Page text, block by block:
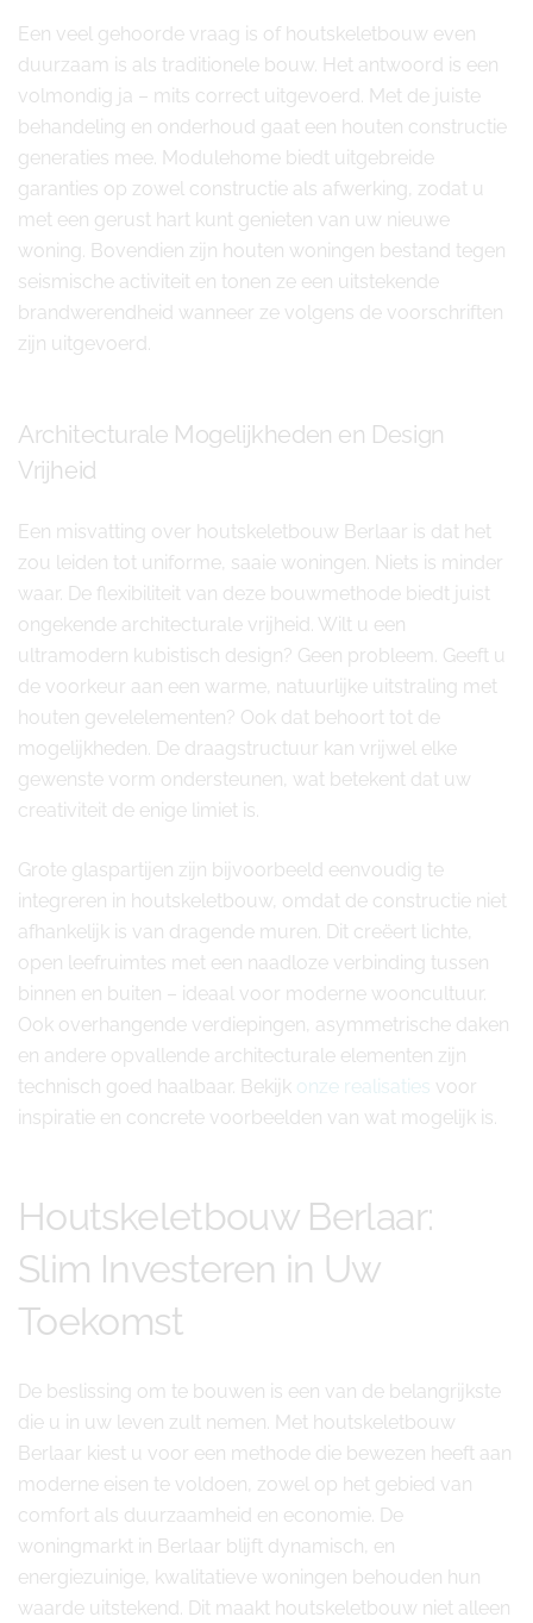
Een veel gehoorde vraag is of houtskeletbouw even
duurzaam is als traditionele bouw. Het antwoord is een
volmondig ja – mits correct uitgevoerd. Met de juiste
behandeling en onderhoud gaat een houten constructie
generaties mee. Modulehome biedt uitgebreide
garanties op zowel constructie als afwerking, zodat u
met een gerust hart kunt genieten van uw nieuwe
woning. Bovendien zijn houten woningen bestand tegen
seismische activiteit en tonen ze een uitstekende
brandwerendheid wanneer ze volgens de voorschriften
zijn uitgevoerd.
Architecturale Mogelijkheden en Design
Vrijheid
Een misvatting over houtskeletbouw Berlaar is dat het
zou leiden tot uniforme, saaie woningen. Niets is minder
waar. De flexibiliteit van deze bouwmethode biedt juist
ongekende architecturale vrijheid. Wilt u een
ultramodern kubistisch design? Geen probleem. Geeft u
de voorkeur aan een warme, natuurlijke uitstraling met
houten gevelelementen? Ook dat behoort tot de
mogelijkheden. De draagstructuur kan vrijwel elke
gewenste vorm ondersteunen, wat betekent dat uw
creativiteit de enige limiet is.
Grote glaspartijen zijn bijvoorbeeld eenvoudig te
integreren in houtskeletbouw, omdat de constructie niet
afhankelijk is van dragende muren. Dit creëert lichte,
open leefruimtes met een naadloze verbinding tussen
binnen en buiten – ideaal voor moderne wooncultuur.
Ook overhangende verdiepingen, asymmetrische daken
en andere opvallende architecturale elementen zijn
technisch goed haalbaar. Bekijk onze realisaties voor
inspiratie en concrete voorbeelden van wat mogelijk is.
Houtskeletbouw Berlaar:
Slim Investeren in Uw
Toekomst
De beslissing om te bouwen is een van de belangrijkste
die u in uw leven zult nemen. Met houtskeletbouw
Berlaar kiest u voor een methode die bewezen heeft aan
moderne eisen te voldoen, zowel op het gebied van
comfort als duurzaamheid en economie. De
woningmarkt in Berlaar blijft dynamisch, en
energiezuinige, kwalitatieve woningen behouden hun
waarde uitstekend. Dit maakt houtskeletbouw niet alleen